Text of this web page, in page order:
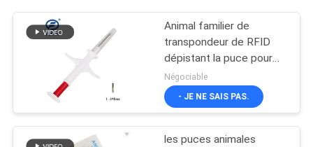
Animal familier de
transpondeur de RFID
dépistant la puce pour
l'animal
Négociable
- JE NE SAIS PAS.
les puces animales